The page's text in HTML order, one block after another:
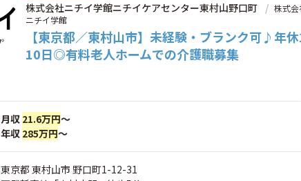
株式会社ニチイ学館ニチイケアセンター東村山野口町
株式会
ニチイ学館
【東京都／東村山市】未経験・ブランク可♪年
10日◎有料老人ホームでの介護職募集
月収 21.6万円～
年収 285万円～
東京都 東村山市 野口町1-12-31